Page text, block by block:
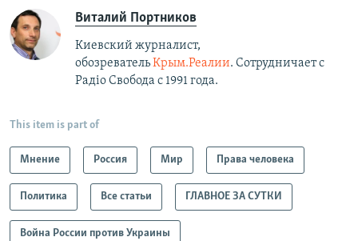
Виталий Портников
Киевский журналист,
обозревательКрым.Реалии. Сотрудничает с
Радiо Свобода с 1991 года.
This item is part of
Мнение Россия Мир Права человека
Политика Все статьи ГЛАВНОЕ ЗА СУТКИ
Война России против Украины